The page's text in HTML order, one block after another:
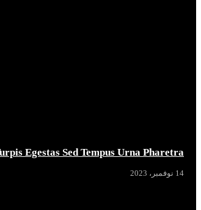
Egestas Sed Tempus Urna Pharetra
14 نوفمبر، 2023